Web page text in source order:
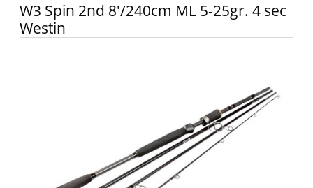
W3 Spin 2nd 8'/240cm ML 5-25gr. 4 sec
Westin